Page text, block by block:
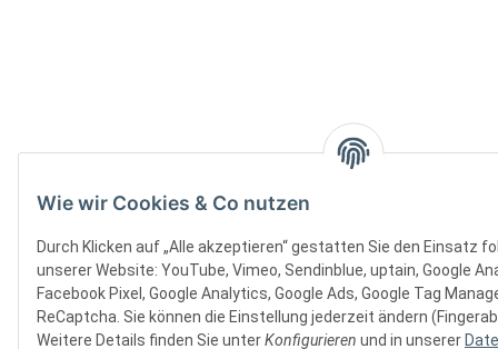
Wie wir Cookies & Co nutzen
Durch Klicken auf „Alle akzeptieren“ gestatten Sie den Einsatz
unserer Website: YouTube, Vimeo, Sendinblue, uptain, Google
Facebook Pixel, Google Analytics, Google Ads, Google Tag
ReCaptcha. Sie können die Einstellung jederzeit ändern
Weitere Details finden Sie unterKonfigurieren und in unserer